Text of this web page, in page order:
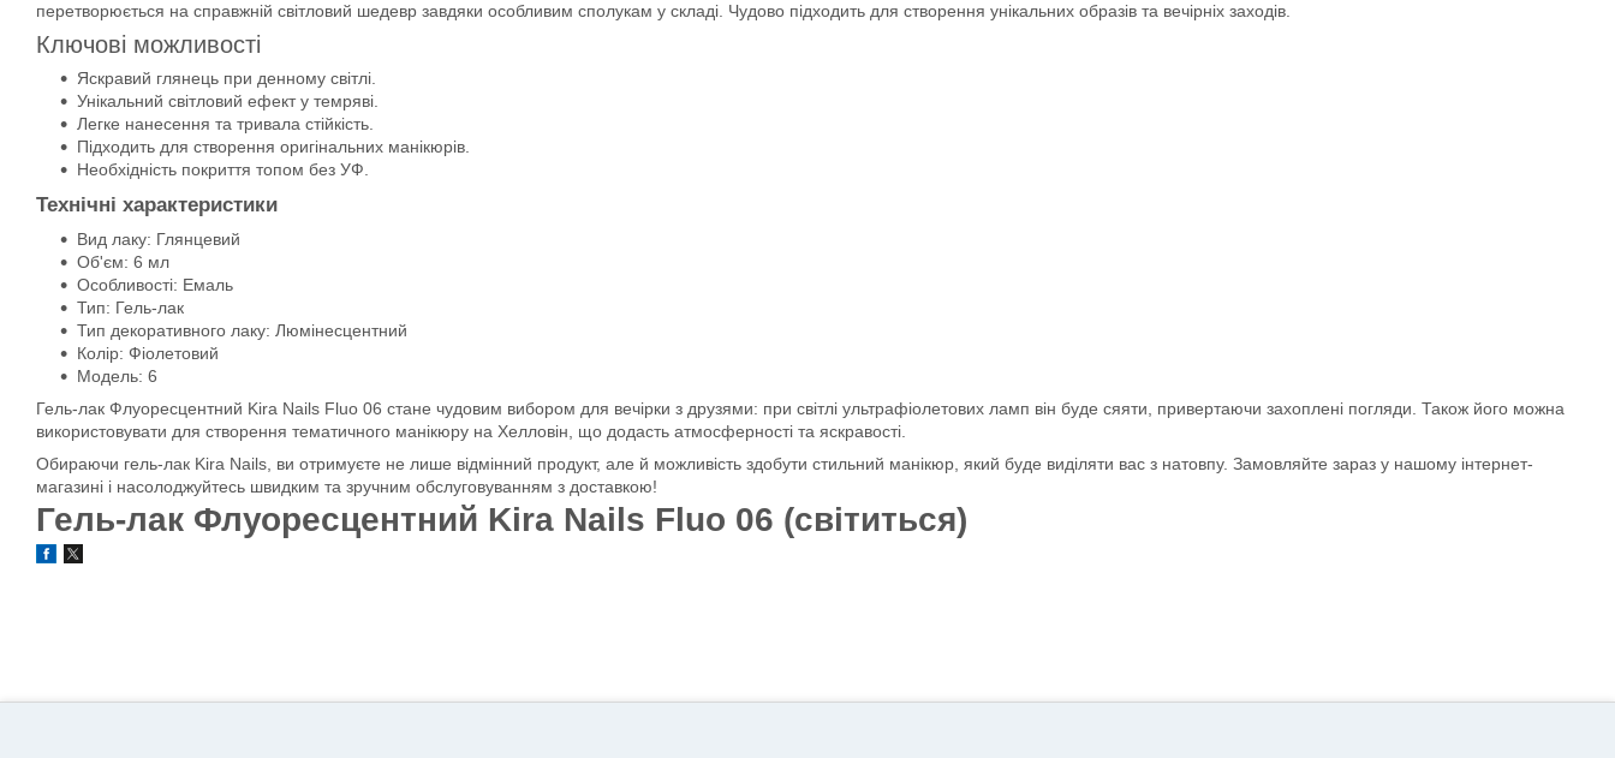
перетворюється на справжній світловий шедевр завдяки особливим сполукам у складі. Чудово підходить для створення унікальних образів та вечірніх заходів.
Ключові можливості
Яскравий глянець при денному світлі.
Унікальний світловий ефект у темряві.
Легке нанесення та тривала стійкість.
Підходить для створення оригінальних манікюрів.
Необхідність покриття топом без УФ.
Технічні характеристики
Вид лаку: Глянцевий
Об'єм: 6 мл
Особливості: Емаль
Тип: Гель-лак
Тип декоративного лаку: Люмінесцентний
Колір: Фіолетовий
Модель: 6
Гель-лак Флуоресцентний Kira Nails Fluo 06 стане чудовим вибором для вечірки з друзями: при світлі ультрафіолетових ламп він буде сяяти, привертаючи захоплені погляди. Також його можна
використовувати для створення тематичного манікюру на Хелловін, що додасть атмосферності та яскравості.
Обираючи гель-лак Kira Nails, ви отримуєте не лише відмінний продукт, але й можливість здобути стильний манікюр, який буде виділяти вас з натовпу. Замовляйте зараз у нашому інтернет-
магазині і насолоджуйтесь швидким та зручним обслуговуванням з доставкою!
Гель-лак Флуоресцентний Kira Nails Fluo 06 (світиться)